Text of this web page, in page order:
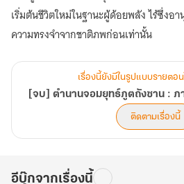
20
ลับ
มา
ซาน
เริ่มต้นชีวิตใหม่ในฐานะผู้ด้อยพลัง ไร้ซึ่งอ
ความทรงจำจากชาติภพก่อนเท่านั้น
เรื่องนี้ยังมีในรูปแบบรายตอ
ติดตามเรื่องนี้
อีบุ๊กจากเรื่องนี้